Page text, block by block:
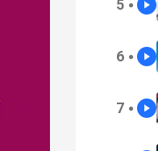
5 ●
6 ●
7 ●